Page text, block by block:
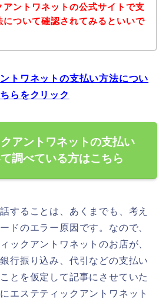
アントワネットの公式サイトで支
について確認されてみるといいで
トワネットの支払い方法につい
らをクリック
アントワネットの支払い
調べている方はこちら
することは、あくまでも、考え
ドのエラー原因です。なので、
ックアントワネットのお店が、
行振り込み、代引などの支払い
とを仮定して記事にさせていた
エステティックアントワネット